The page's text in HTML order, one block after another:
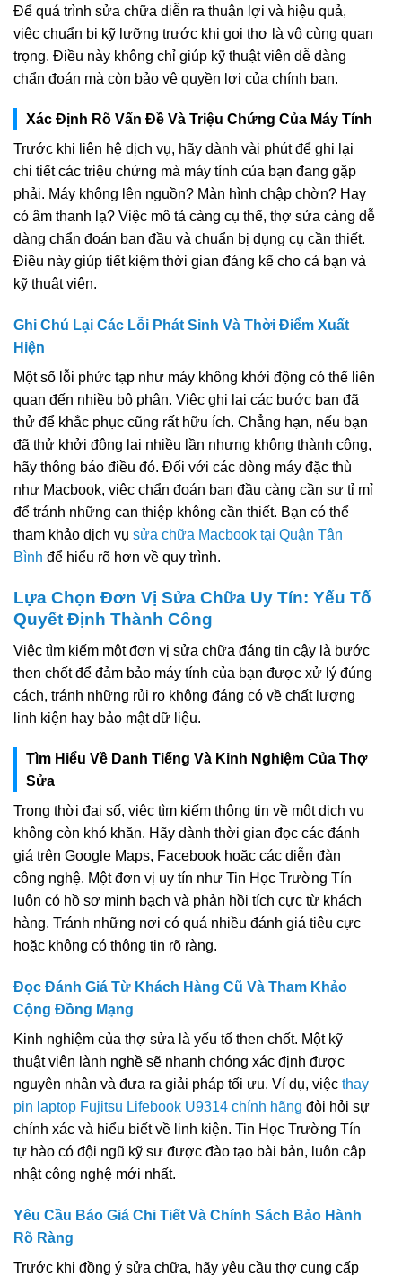
Để quá trình sửa chữa diễn ra thuận lợi và hiệu quả,
việc chuẩn bị kỹ lưỡng trước khi gọi thợ là vô cùng quan
trọng. Điều này không chỉ giúp kỹ thuật viên dễ dàng
chẩn đoán mà còn bảo vệ quyền lợi của chính bạn.
Xác Định Rõ Vấn Đề Và Triệu Chứng Của Máy Tính
Trước khi liên hệ dịch vụ, hãy dành vài phút để ghi lại
chi tiết các triệu chứng mà máy tính của bạn đang gặp
phải. Máy không lên nguồn? Màn hình chập chờn? Hay
có âm thanh lạ? Việc mô tả càng cụ thể, thợ sửa càng dễ
dàng chẩn đoán ban đầu và chuẩn bị dụng cụ cần thiết.
Điều này giúp tiết kiệm thời gian đáng kể cho cả bạn và
kỹ thuật viên.
Ghi Chú Lại Các Lỗi Phát Sinh Và Thời Điểm Xuất
Hiện
Một số lỗi phức tạp như máy không khởi động có thể liên
quan đến nhiều bộ phận. Việc ghi lại các bước bạn đã
thử để khắc phục cũng rất hữu ích. Chẳng hạn, nếu bạn
đã thử khởi động lại nhiều lần nhưng không thành công,
hãy thông báo điều đó. Đối với các dòng máy đặc thù
như Macbook, việc chẩn đoán ban đầu càng cần sự tỉ mỉ
để tránh những can thiệp không cần thiết. Bạn có thể
tham khảo dịch vụ sửa chữa Macbook tại Quận Tân
Bình để hiểu rõ hơn về quy trình.
Lựa Chọn Đơn Vị Sửa Chữa Uy Tín: Yếu Tố
Quyết Định Thành Công
Việc tìm kiếm một đơn vị sửa chữa đáng tin cậy là bước
then chốt để đảm bảo máy tính của bạn được xử lý đúng
cách, tránh những rủi ro không đáng có về chất lượng
linh kiện hay bảo mật dữ liệu.
Tìm Hiểu Về Danh Tiếng Và Kinh Nghiệm Của Thợ
Sửa
Trong thời đại số, việc tìm kiếm thông tin về một dịch vụ
không còn khó khăn. Hãy dành thời gian đọc các đánh
giá trên Google Maps, Facebook hoặc các diễn đàn
công nghệ. Một đơn vị uy tín như Tin Học Trường Tín
luôn có hồ sơ minh bạch và phản hồi tích cực từ khách
hàng. Tránh những nơi có quá nhiều đánh giá tiêu cực
hoặc không có thông tin rõ ràng.
Đọc Đánh Giá Từ Khách Hàng Cũ Và Tham Khảo
Cộng Đồng Mạng
Kinh nghiệm của thợ sửa là yếu tố then chốt. Một kỹ
thuật viên lành nghề sẽ nhanh chóng xác định được
nguyên nhân và đưa ra giải pháp tối ưu. Ví dụ, việc thay
pin laptop Fujitsu Lifebook U9314 chính hãng đòi hỏi sự
chính xác và hiểu biết về linh kiện. Tin Học Trường Tín
tự hào có đội ngũ kỹ sư được đào tạo bài bản, luôn cập
nhật công nghệ mới nhất.
Yêu Cầu Báo Giá Chi Tiết Và Chính Sách Bảo Hành
Rõ Ràng
Trước khi đồng ý sửa chữa, hãy yêu cầu thợ cung cấp